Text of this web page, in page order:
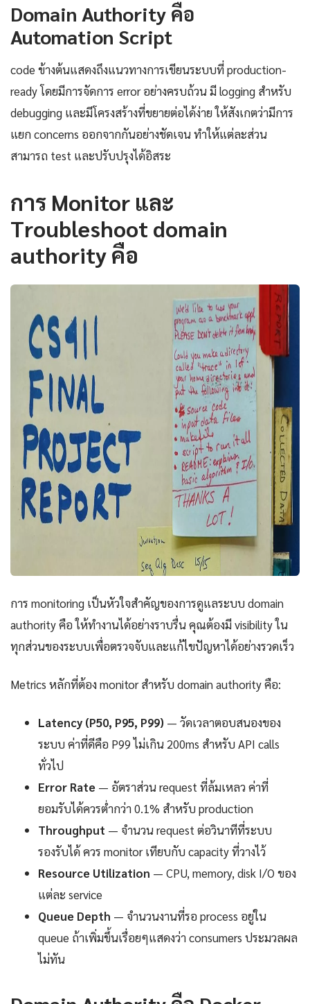
Domain Authority คือ
Automation Script
code ข้างต้นแสดงถึงแนวทางการเขียนระบบที่ production-
ready โดยมีการจัดการ error อย่างครบถ้วน มี logging สำหรับ
debugging และมีโครงสร้างที่ขยายต่อได้ง่าย ให้สังเกตว่ามีการ
แยก concerns ออกจากกันอย่างชัดเจน ทำให้แต่ละส่วน
สามารถ test และปรับปรุงได้อิสระ
การ Monitor และ
Troubleshoot domain
authority คือ
การ monitoring เป็นหัวใจสำคัญของการดูแลระบบ domain
authority คือ ให้ทำงานได้อย่างราบรื่น คุณต้องมี visibility ใน
ทุกส่วนของระบบเพื่อตรวจจับและแก้ไขปัญหาได้อย่างรวดเร็ว
Metrics หลักที่ต้อง monitor สำหรับ domain authority คือ:
Latency (P50, P95, P99) — วัดเวลาตอบสนองของ
ระบบ ค่าที่ดีคือ P99 ไม่เกิน 200ms สำหรับ API calls
ทั่วไป
Error Rate — อัตราส่วน request ที่ล้มเหลว ค่าที่
ยอมรับได้ควรต่ำกว่า 0.1% สำหรับ production
Throughput — จำนวน request ต่อวินาทีที่ระบบ
รองรับได้ ควร monitor เทียบกับ capacity ที่วางไว้
Resource Utilization — CPU, memory, disk I/O ของ
แต่ละ service
Queue Depth — จำนวนงานที่รอ process อยู่ใน
queue ถ้าเพิ่มขึ้นเรื่อยๆแสดงว่า consumers ประมวลผล
ไม่ทัน